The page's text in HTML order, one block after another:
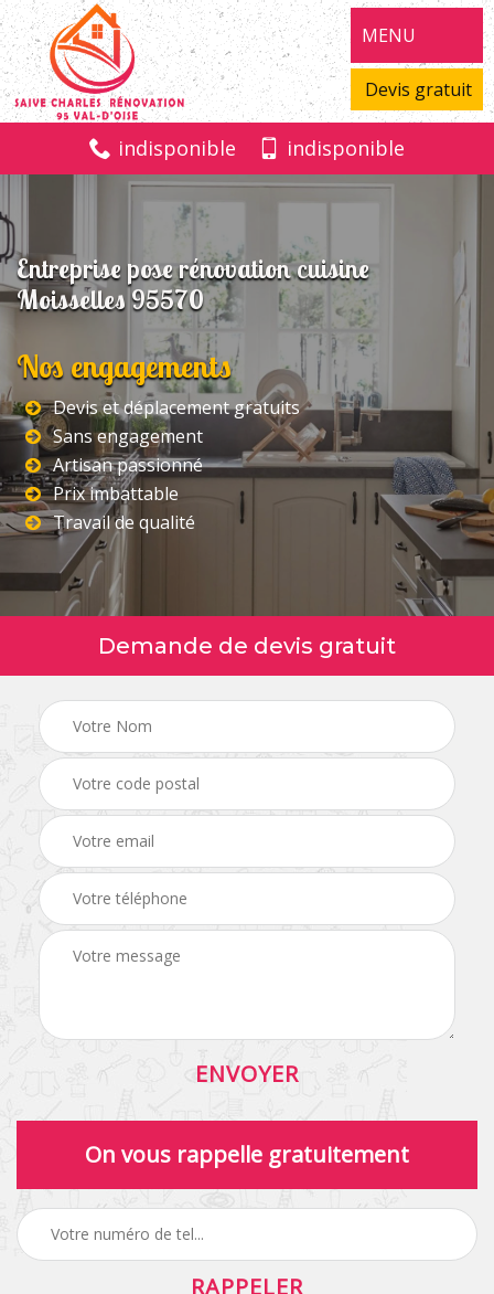
MENU
Devis gratuit
indisponible indisponible
Entreprise pose rénovation cuisine
Moisselles 95570
Nos engagements
Devis et déplacement gratuits
Sans engagement
Artisan passionné
Prix imbattable
Travail de qualité
Demande de devis gratuit
On vous rappelle gratuitement